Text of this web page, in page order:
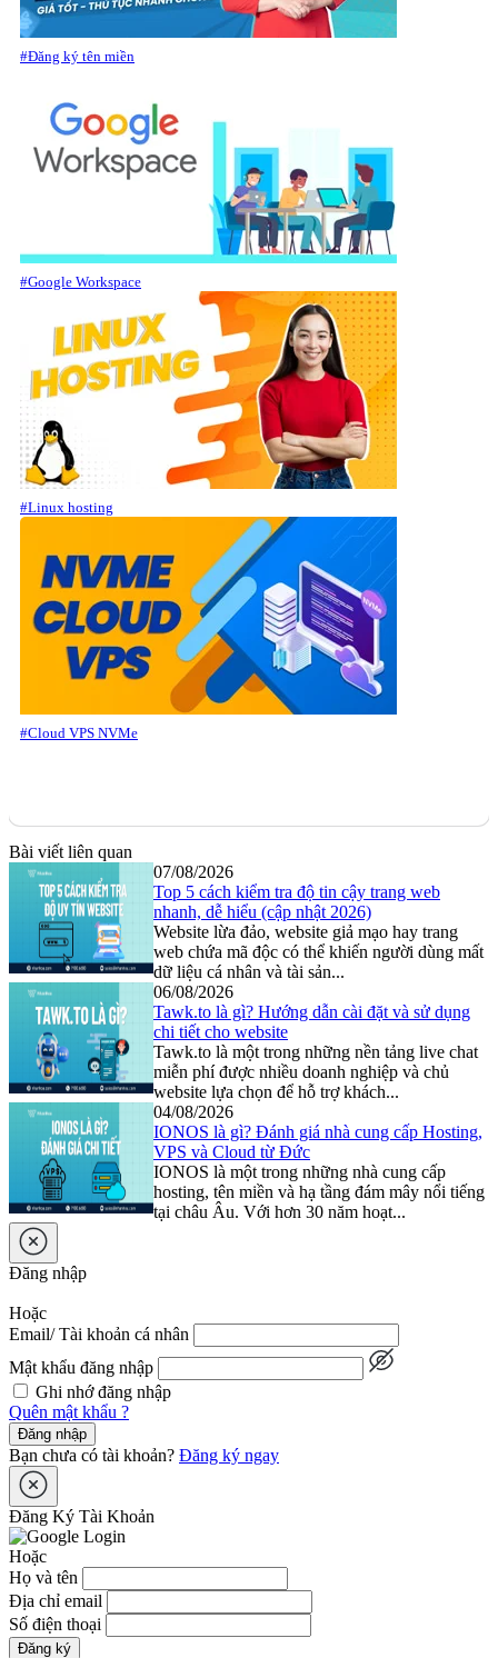
#Đăng ký tên miền
#Google Workspace
#Linux hosting
#Cloud VPS NVMe
Bài viết liên quan
07/08/2026
Top 5 cách kiểm tra độ tin cậy trang web
nhanh, dễ hiểu (cập nhật 2026)
Website lừa đảo, website giả mạo hay trang
web chứa mã độc có thể khiến người dùng mất
dữ liệu cá nhân và tài sản...
06/08/2026
Tawk.to là gì? Hướng dẫn cài đặt và sử dụng
chi tiết cho website
Tawk.to là một trong những nền tảng live chat
miễn phí được nhiều doanh nghiệp và chủ
website lựa chọn để hỗ trợ khách...
04/08/2026
IONOS là gì? Đánh giá nhà cung cấp Hosting,
VPS và Cloud từ Đức
IONOS là một trong những nhà cung cấp
hosting, tên miền và hạ tầng đám mây nổi tiếng
tại châu Âu. Với hơn 30 năm hoạt...
Đăng nhập
Hoặc
Email/ Tài khoản cá nhân
Mật khẩu đăng nhập
Ghi nhớ đăng nhập
Quên mật khẩu ?
Đăng nhập
Bạn chưa có tài khoản? Đăng ký ngay
Đăng Ký Tài Khoản
Hoặc
Họ và tên
Địa chỉ email
Số điện thoại
Đăng ký